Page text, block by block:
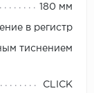
180 мм
в регистр
тиснением
CLICK